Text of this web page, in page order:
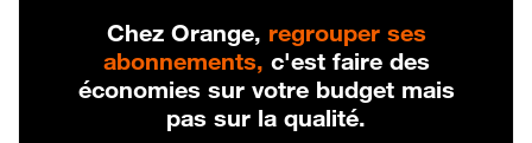
Chez Orange, regrouper ses
abonnements, c'est faire des
économies sur votre budget mais
pas sur la qualité.